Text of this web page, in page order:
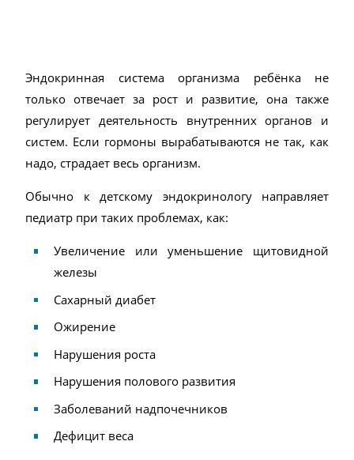
Эндокринная система организма ребёнка не
только отвечает за рост и развитие, она также
регулирует деятельность внутренних органов и
систем. Если гормоны вырабатываются не так, как
надо, страдает весь организм.
Обычно к детскому эндокринологу направляет
педиатр при таких проблемах, как:
Увеличение или уменьшение щитовидной
железы
Сахарный диабет
Ожирение
Нарушения роста
Нарушения полового развития
Заболеваний надпочечников
Дефицит веса